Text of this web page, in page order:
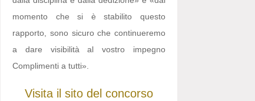
momento che si è stabilito questo
rapporto, sono sicuro che continueremo
a dare visibilità al vostro impegno
Complimenti a tutti».
Visita il sito del concorso